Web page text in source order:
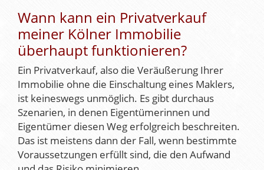
Wann kann ein Privatverkauf
meiner Kölner Immobilie
überhaupt funktionieren?
Ein Privatverkauf, also die Veräußerung Ihrer
Immobilie ohne die Einschaltung eines Maklers,
ist keineswegs unmöglich. Es gibt durchaus
Szenarien, in denen Eigentümerinnen und
Eigentümer diesen Weg erfolgreich beschreiten.
Das ist meistens dann der Fall, wenn bestimmte
Voraussetzungen erfüllt sind, die den Aufwand